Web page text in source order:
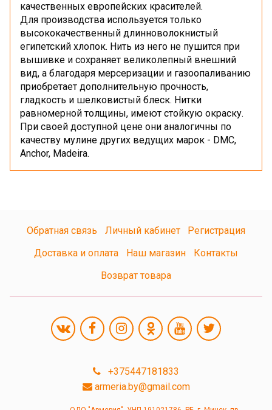
качественных европейских красителей.
Для производства используется только
высококачественный длинноволокнистый
египетский хлопок. Нить из него не пушится при
вышивке и сохраняет великолепный внешний
вид, а благодаря мерсеризации и газоопаливанию
приобретает дополнительную прочность,
гладкость и шелковистый блеск. Нитки
равномерной толщины, имеют стойкую окраску.
При своей доступной цене они аналогичны по
качеству мулине других ведущих марок - DMC,
Anchor, Madeira.
Обратная связь Личный кабинет
Регистрация
Доставка и оплата
Наш магазин
Контакты
Возврат товара
+375447181833
armeria.by@gmail.com